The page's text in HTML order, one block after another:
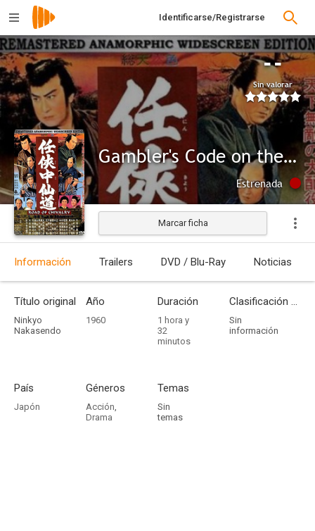
Identificarse/Registrarse
--
Sin valorar
Gambler's Code on the Nakasendo
Estrenada
Marcar ficha
Información Trailers DVD / Blu-Ray Noticias
Título original
Ninkyo
Nakasendo
Año
1960
Duración
1 hora y
32
minutos
Clasificación por edades
Sin
información
País
Japón
Géneros
Acción,
Drama
Temas
Sin
temas